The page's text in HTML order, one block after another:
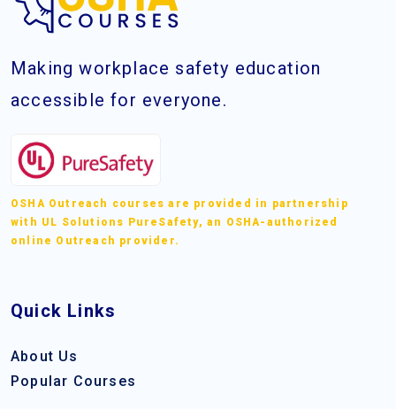
Making workplace safety education
accessible for everyone.
OSHA Outreach courses are provided in partnership
with UL Solutions PureSafety, an OSHA-authorized
online Outreach provider.
Quick Links
About Us
Popular Courses